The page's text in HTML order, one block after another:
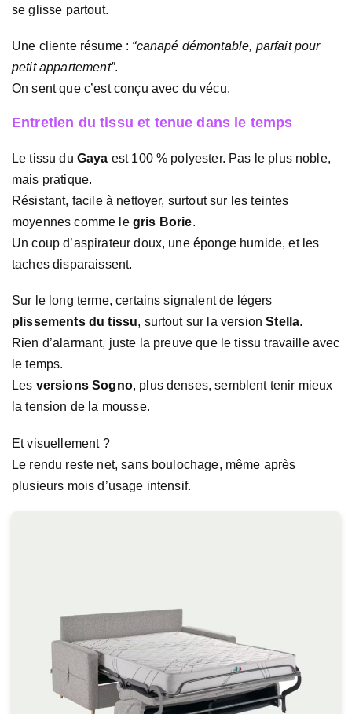
se glisse partout.
Une cliente résume : “canapé démontable, parfait pour
petit appartement”.
On sent que c’est conçu avec du vécu.
Entretien du tissu et tenue dans le temps
Le tissu du Gaya est 100 % polyester. Pas le plus noble,
mais pratique.
Résistant, facile à nettoyer, surtout sur les teintes
moyennes comme le gris Borie.
Un coup d’aspirateur doux, une éponge humide, et les
taches disparaissent.
Sur le long terme, certains signalent de légers
plissements du tissu, surtout sur la versionStella.
Rien d’alarmant, juste la preuve que le tissu travaille avec
le temps.
Les versions Sogno, plus denses, semblent tenir mieux
la tension de la mousse.
Et visuellement ?
Le rendu reste net, sans boulochage, même après
plusieurs mois d’usage intensif.